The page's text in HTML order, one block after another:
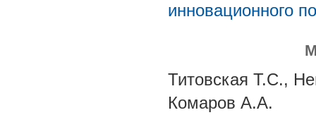
инновационного
Титовская Т.С.,
Комаров А.А.